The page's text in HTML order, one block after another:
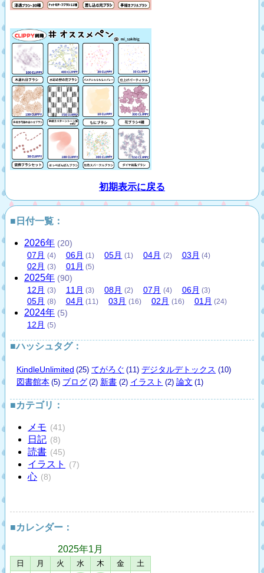
初期表示に戻る
■日付一覧：
2026年 (20)
07 月 (4) 06月 (1) 05月 (1) 04月 (2) 03 月 (4)
02 月 (3) 01 月 (5)
2025年 (90)
12 月 (3) 11 月 (3) 08月 (2) 07 月 (4) 06月 (3)
05月 (8) 04月 (11) 03 月 (16) 02 月 (16) 01 月 (24)
2024年 (5)
12 月 (5)
■ハッシュタグ：
KindleUnlimited (25) てがろぐ (11) デジタルデトックス (10)
図書館本 (5) ブログ (2) 新書 (2) イラスト (2) 論文 (1)
■カテゴリ：
メモ (41)
日記 (8)
読書 (45)
イラスト (7)
心 (8)
■カレンダー：
2025年1月
日 月 火 水 木 金 土